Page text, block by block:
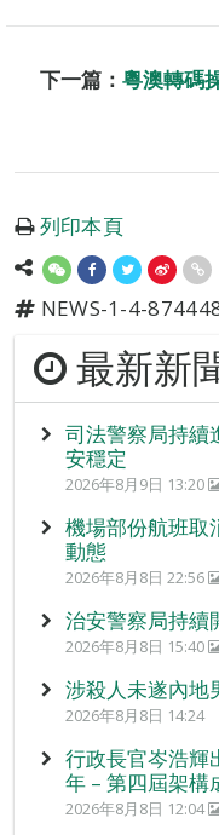
下一篇： 粵澳轉碼
列印本頁
NEWS-1-4-
最新新
司法警察局持續
安穩定
2026年8月9日 13:20
機場部份航班取
動態
2026年8月8日 22:56
治安警察局持續
2026年8月8日 15:40
涉殺人未遂內地
2026年8月8日 14:24
行政長官岑浩輝
年 – 第四屆架構
2026年8月8日 12:04